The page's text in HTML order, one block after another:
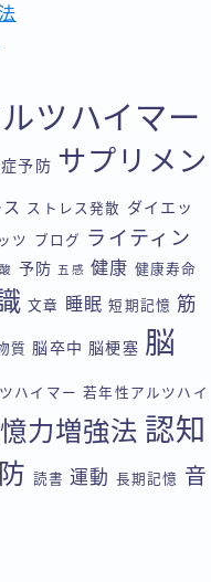
ツハイマー
予防 サプリメン
ストレス発散 ダイエッ
ツ ブログ
ライティン
予防 五感 健康 健康寿命
文章 睡眠 短期記憶 筋
質 脳卒中 脳梗塞 脳
ハイマー 若年性アルツハイ
力増強法 認知
読書 運動 長期記憶
音